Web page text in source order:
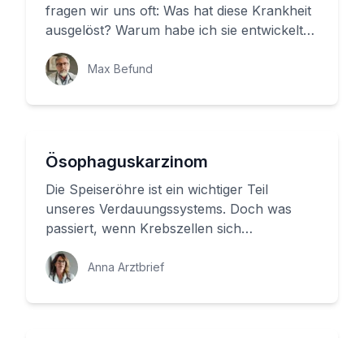
fragen wir uns oft: Was hat diese Krankheit
ausgelöst? Warum habe ich sie entwickelt?
Diese Fragen sind entscheide...
Max Befund
Ösophaguskarzinom
Die Speiseröhre ist ein wichtiger Teil
unseres Verdauungssystems. Doch was
passiert, wenn Krebszellen sich
unkontrolliert vermehren und die
Speiseröhr...Anna Arztbrief